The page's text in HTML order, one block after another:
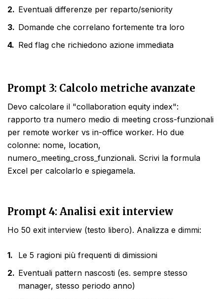
Eventuali differenze per reparto/seniority
Domande che correlano fortemente tra loro
Red flag che richiedono azione immediata
Prompt 3: Calcolo metriche avanzate
Devo calcolare il "collaboration equity index":
rapporto tra numero medio di meeting cross-funzionali
per remote worker vs in-office worker. Ho due
colonne: nome, location,
numero_meeting_cross_funzionali. Scrivi la formula
Excel per calcolarlo e spiegamela.
Prompt 4: Analisi exit interview
Ho 50 exit interview (testo libero). Analizza e dimmi:
Le 5 ragioni più frequenti di dimissioni
Eventuali pattern nascosti (es. sempre stesso
manager, stesso periodo anno)